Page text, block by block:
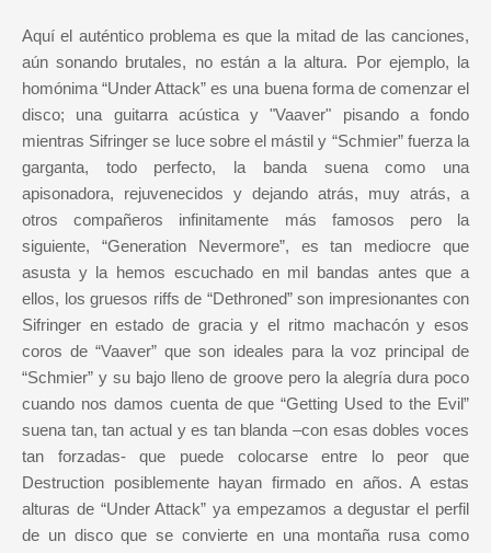
Aquí el auténtico problema es que la mitad de las canciones,
aún sonando brutales, no están a la altura. Por ejemplo, la
homónima “Under Attack” es una buena forma de comenzar el
disco; una guitarra acústica y "Vaaver" pisando a fondo
mientras Sifringer se luce sobre el mástil y “Schmier” fuerza la
garganta, todo perfecto, la banda suena como una
apisonadora, rejuvenecidos y dejando atrás, muy atrás, a
otros compañeros infinitamente más famosos pero la
siguiente, “Generation Nevermore”, es tan mediocre que
asusta y la hemos escuchado en mil bandas antes que a
ellos, los gruesos riffs de “Dethroned” son impresionantes con
Sifringer en estado de gracia y el ritmo machacón y esos
coros de “Vaaver” que son ideales para la voz principal de
“Schmier” y su bajo lleno de groove pero la alegría dura poco
cuando nos damos cuenta de que “Getting Used to the Evil”
suena tan, tan actual y es tan blanda –con esas dobles voces
tan forzadas- que puede colocarse entre lo peor que
Destruction posiblemente hayan firmado en años. A estas
alturas de “Under Attack” ya empezamos a degustar el perfil
de un disco que se convierte en una montaña rusa como